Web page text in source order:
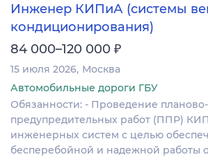
Инженер КИПиА (системы
кондиционирования)
84 000–120 000 ₽
15 июля 2026 Москва
Автомобильные дороги ГБУ
Обязанности: - Проведение планово-
предупредительных работ (ППР)
инженерных систем с целью
бесперебойной и надежной работы